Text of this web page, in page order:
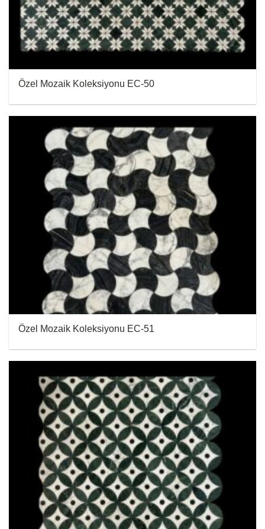
Özel Mozaik Koleksiyonu EC-50
Özel Mozaik Koleksiyonu EC-51